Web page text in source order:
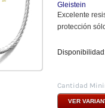
Gleistein
Excelente
protección
Cantidad
VER